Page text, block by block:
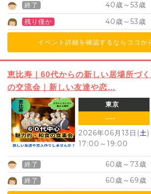
終了 40歳～ 53歳
残り僅か 40歳～ 53歳
イベント詳細を確認するならココか
恵比寿｜60代からの新しい居場所づ
の交流会｜新しい友達や恋…
東京
----
2026年06月13日(土)
17:00 ～ 19:00
終了 60歳～ 73歳
終了 60歳～ 69歳